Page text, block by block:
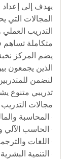
يهدف إلى
المجالات التي
التدريب العملي
متكاملة تساهم
يضم المركز
الذين يجمعون
لنضمن
تدريبي متنوع
مجالات
• المحاسبة
• الحاسب الآلي
• اللغات
• التنمية